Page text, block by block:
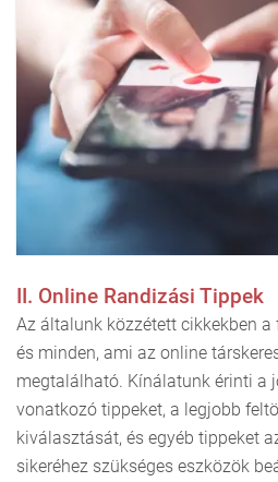
II. Online Randizási Tippek
Az általunk közzétett cikkekben
és minden, ami az online
megtalálható. Kínálatunk érinti a
vonatkozó tippeket, a legjobb
kiválasztását, és egyéb tippeket
sikeréhez szükséges eszközök